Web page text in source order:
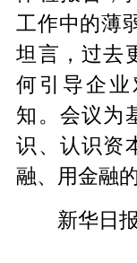
工作中的薄
坦言，过去
何引导企
知。会议为
识、认识资
融、用金融
新华日